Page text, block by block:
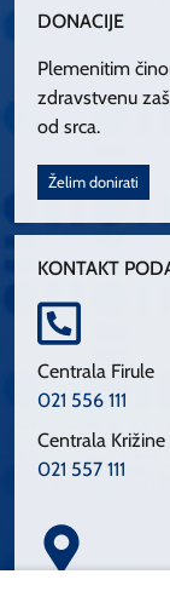
DONACIJE
Plemenitim
zdravstvenu
od srca.
Želim donirati
KONTAKT
Centrala Firule
021 556 111
Centrala Križine
021 557 111